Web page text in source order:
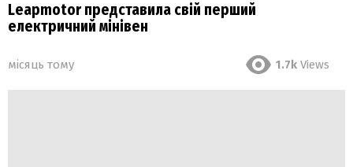
Leapmotor представила свій перший
електричний мінівен
місяць тому 1.7k Views